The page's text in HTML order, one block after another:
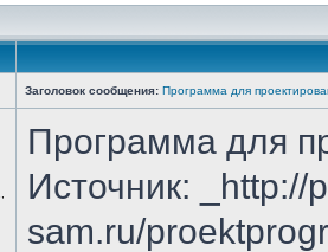
Заголовок сообщения: Программа для
Программа для
Источник: _http://
sam.ru/